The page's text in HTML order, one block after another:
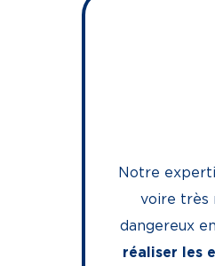
Notre
voire très
dangereux
réaliser les